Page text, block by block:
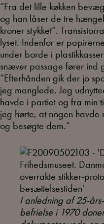
“Fra det lille køkken
og han låser de tre
kroner stykket”.
lyset. Indenfor er
under borde i
snæver passage fører ind
“Efterhånden gik der jo
jeg manglede. Jeg
havde i partiet og fra min
jeg hørte, at nogen havde
og besøgte dem.”
I anledning af 25-
befrielse i 1970